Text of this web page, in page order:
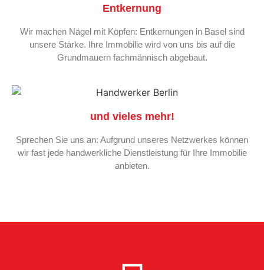
Entkernung
Wir machen Nägel mit Köpfen: Entkernungen in Basel sind
unsere Stärke. Ihre Immobilie wird von uns bis auf die
Grundmauern fachmännisch abgebaut.
und vieles mehr!
Sprechen Sie uns an: Aufgrund unseres Netzwerkes können
wir fast jede handwerkliche Dienstleistung für Ihre Immobilie
anbieten.